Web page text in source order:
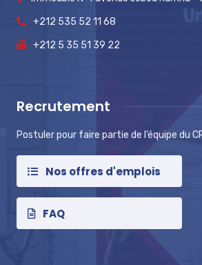
+212 535 52 11 68
+212 5 35 51 39 22
Recrutement
Postuler pour faire partie de l’équipe du
Nos offres d'emplois
FAQ